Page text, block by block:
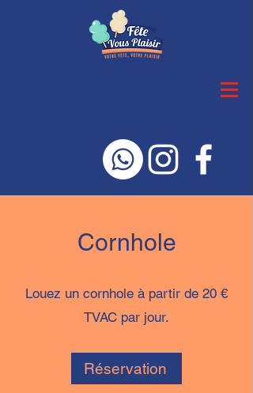
Cornhole
Louez un cornhole à partir de 20 €
TVAC par jour.
Réservation